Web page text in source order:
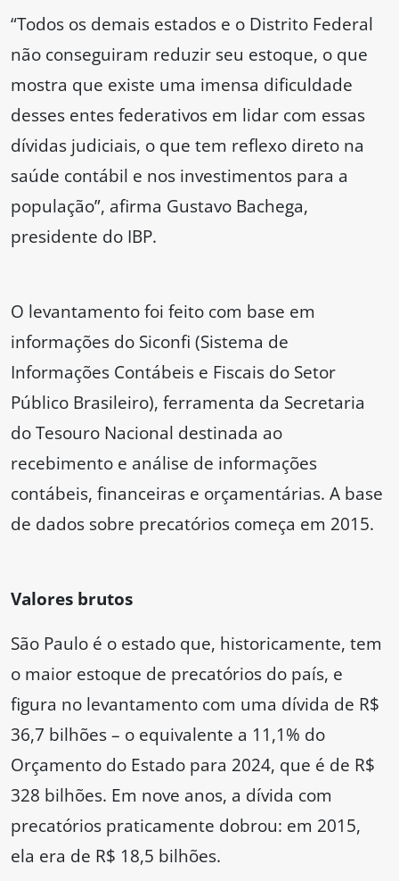
“Todos os demais estados e o Distrito Federal
não conseguiram reduzir seu estoque, o que
mostra que existe uma imensa dificuldade
desses entes federativos em lidar com essas
dívidas judiciais, o que tem reflexo direto na
saúde contábil e nos investimentos para a
população”, afirma Gustavo Bachega,
presidente do IBP.
O levantamento foi feito com base em
informações do Siconfi (Sistema de
Informações Contábeis e Fiscais do Setor
Público Brasileiro), ferramenta da Secretaria
do Tesouro Nacional destinada ao
recebimento e análise de informações
contábeis, financeiras e orçamentárias. A base
de dados sobre precatórios começa em 2015.
Valores brutos
São Paulo é o estado que, historicamente, tem
o maior estoque de precatórios do país, e
figura no levantamento com uma dívida de R$
36,7 bilhões – o equivalente a 11,1% do
Orçamento do Estado para 2024, que é de R$
328 bilhões. Em nove anos, a dívida com
precatórios praticamente dobrou: em 2015,
ela era de R$ 18,5 bilhões.